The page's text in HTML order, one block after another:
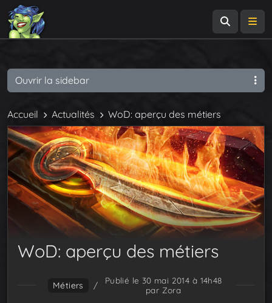
Accueil Actualités WoD: aperçu des métiers
WoD: aperçu des métiers
Métiers /
Publié le 30 mai 2014 à 14h48
par Zora
Ouvrir la sidebar